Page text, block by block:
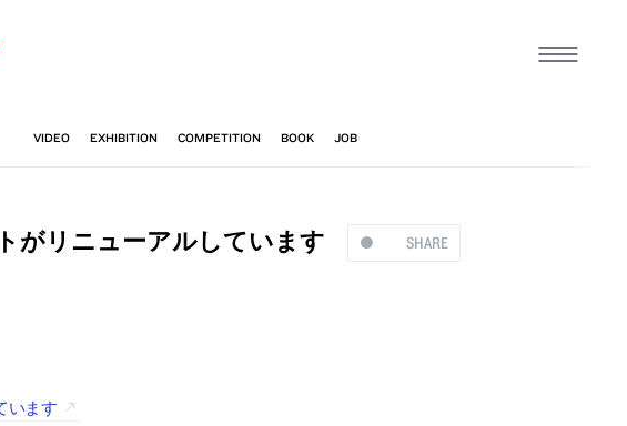
SHARE
がリニューアルしています
います